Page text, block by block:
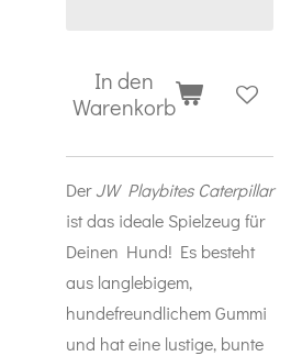
In den
Warenkorb
DerJW Playbites Caterpillar
ist das ideale Spielzeug für
Deinen Hund! Es besteht
aus langlebigem,
hundefreundlichem Gummi
und hat eine lustige, bunte